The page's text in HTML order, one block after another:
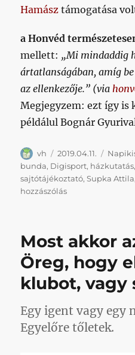
Hamász támogatása
a Honvéd
mellett: „Mi mindaddig
ártatlanságában, amíg
az ellenkezője.” (via
Megjegyzem: ezt így is
példálul Bognár
Szerző
vh Közzétéve
2019.04.11.
bunda, Digisport, házkutatás,
sajtótájékoztató,Supka Attila
hozzászólásNapikispest
Most akkor
Öreg, hogy
klubot, vagy
Egy igent vagy egy
Egyelőre tőletek.